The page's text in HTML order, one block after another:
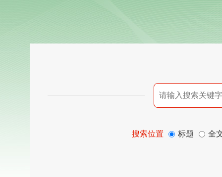
搜索位置 标题 全